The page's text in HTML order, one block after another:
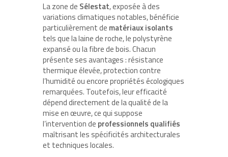
La zone de Sélestat, exposée à des
variations climatiques notables, bénéficie
particulièrement de matériaux isolants
tels que la laine de roche, le polystyrène
expansé ou la fibre de bois. Chacun
présente ses avantages : résistance
thermique élevée, protection contre
l’humidité ou encore propriétés écologiques
remarquées. Toutefois, leur efficacité
dépend directement de la qualité de la
mise en œuvre, ce qui suppose
l’intervention de professionnels qualifiés
maîtrisant les spécificités architecturales
et techniques locales.